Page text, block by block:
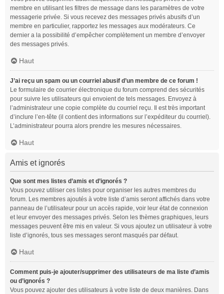
membre en utilisant les filtres de message dans les paramètres de votre
messagerie privée. Si vous recevez des messages privés abusifs d’un
membre en particulier, rapportez les messages aux modérateurs. Ce
dernier a la possibilité d’empêcher complètement un membre d’envoyer
des messages privés.
Haut
J’ai reçu un spam ou un courriel abusif d’un membre de ce forum !
Le formulaire de courrier électronique du forum comprend des sécurités
pour suivre les utilisateurs qui envoient de tels messages. Envoyez à
l’administrateur une copie complète du courriel reçu. Il est très important
d’inclure l’en-tête (il contient des informations sur l’expéditeur du courriel).
L’administrateur pourra alors prendre les mesures nécessaires.
Haut
Amis et ignorés
Que sont mes listes d’amis et d’ignorés ?
Vous pouvez utiliser ces listes pour organiser les autres membres du
forum. Les membres ajoutés à votre liste d’amis seront affichés dans votre
panneau de l’utilisateur pour un accès rapide, voir leur état de connexion
et leur envoyer des messages privés. Selon les thèmes graphiques, leurs
messages peuvent être mis en valeur. Si vous ajoutez un utilisateur à votre
liste d’ignorés, tous ses messages seront masqués par défaut.
Haut
Comment puis-je ajouter/supprimer des utilisateurs de ma liste d’amis
ou d’ignorés ?
Vous pouvez ajouter des utilisateurs à votre liste de deux manières. Dans